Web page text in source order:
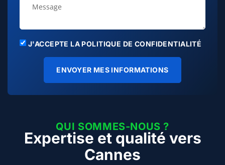
J'ACCEPTE LA POLITIQUE DE CONFIDENTIALITÉ
ENVOYER MES INFORMATIONS
QUI SOMMES-NOUS ?
Expertise et qualité vers
Cannes